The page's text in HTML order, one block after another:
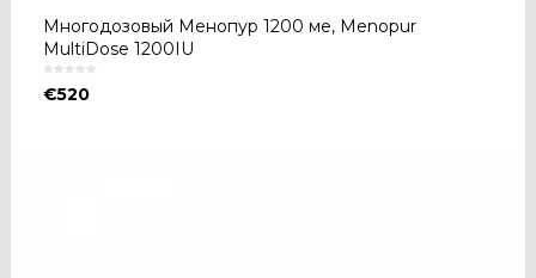
Многодозовый Менопур 1200 ме, Menopur
MultiDose 1200IU
€520